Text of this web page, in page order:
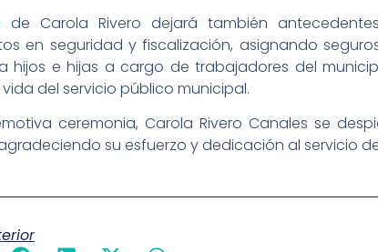
de Carola Rivero dejará también
en seguridad y fiscalización, asignando
hijos e hijas a cargo de trabajadores del
del servicio público municipal.
ceremonia, Carola Rivero Canales se
su esfuerzo y dedicación al servicio